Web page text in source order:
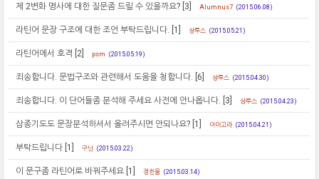
제 2변화 명사에 대한 질문좀 드릴 수 있을까요? [3] Alumnus7 (2015.06.08)
라틴어 문장 구조에 대한 조언 부탁드립니다. [1] 상투스 (2015.05.21)
라틴어에서 호격 [2] psm (2015.05.19)
죄송합니다. 문법구조와 관련해서 도움을 청합니다. [6] 상투스 (2015.04.30)
죄송합니다. 이 단어들좀 분석해 주세요 사전에 안나옵니다. [3] 상투스 (2015.04.23)
삼종기도도 문장분석하셔서 올려주시면 안되나요? [1] 아아고라 (2015.04.21)
부탁드립니다 [1] 구닌 (2015.03.22)
이 문구좀 라틴어로 바꿔주세요 [1] 정한울 (2015.03.14)